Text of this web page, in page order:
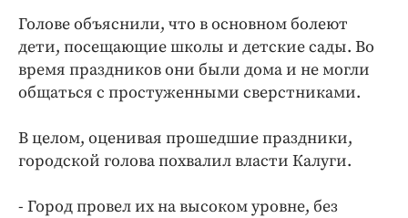
Работодатель года
Голове объяснили, что в основном болеют
дети, посещающие школы и детские сады. Во
время праздников они были дома и не могли
общаться с простуженными сверстниками.
В целом, оценивая прошедшие праздники,
городской голова похвалил власти Калуги.
- Город провел их на высоком уровне, без